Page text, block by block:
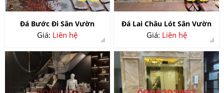
Đá Bước Đi Sân Vườn
Giá: Liên hệ
Đá Lai Châu Lót Sân Vườn
Giá: Liên hệ